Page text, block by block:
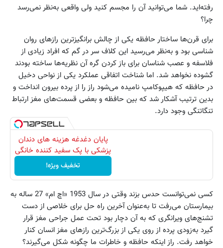
رفته‌اید. شما می‌توانید آن را مجسم کنید ولی واقعی به‌نظر نمی‌رسد
چرا؟
برای قرن‌ها ساختار حافظه یکی از چالش برانگیز‌ترین رازهای روان
شناسی بود و به‌نظر می‌رسید این کلاف سر در گم که افراد زیادی از
فلاسفه و عصب شناسان برای باز کردن گره آن نظریه‌ها ساخته بودند
گشوده نخواهد شد. اما شناخت اتفاقی عملکرد یکی از نواحی دخیل
در حافظه که هیپوکامپ نامیده می‌شود راز را از پرده بیرون انداخت و
بدین ترتیب آشکار شد که بین حافظه و بعضی قسمت‌های مغز ارتباط
تنگاتنگی وجود دارد.
پایان دغدغه هزینه های دندان
پزشکی با پک سفید کننده خانگی
تخفیف ویژه!
کسی نمی‌توانست حدس بزند وقتی در سال 1953 «اچ ام» 27 ساله به
بیمارستان می‌رفت تا به‌عنوان آخرین راه حل برای خلاصی از دست
تشنج‌های ویرانگری که به آن دچار بود تحت عمل جراحی مغز قرار
گیرد به‌زودی پرده از روی یکی از بزرگ‌ترین رازهای مغز انسان کنار
خواهد رفت. راز اینکه حافظه و خاطرات ما چگونه شکل می‌گیرند؟